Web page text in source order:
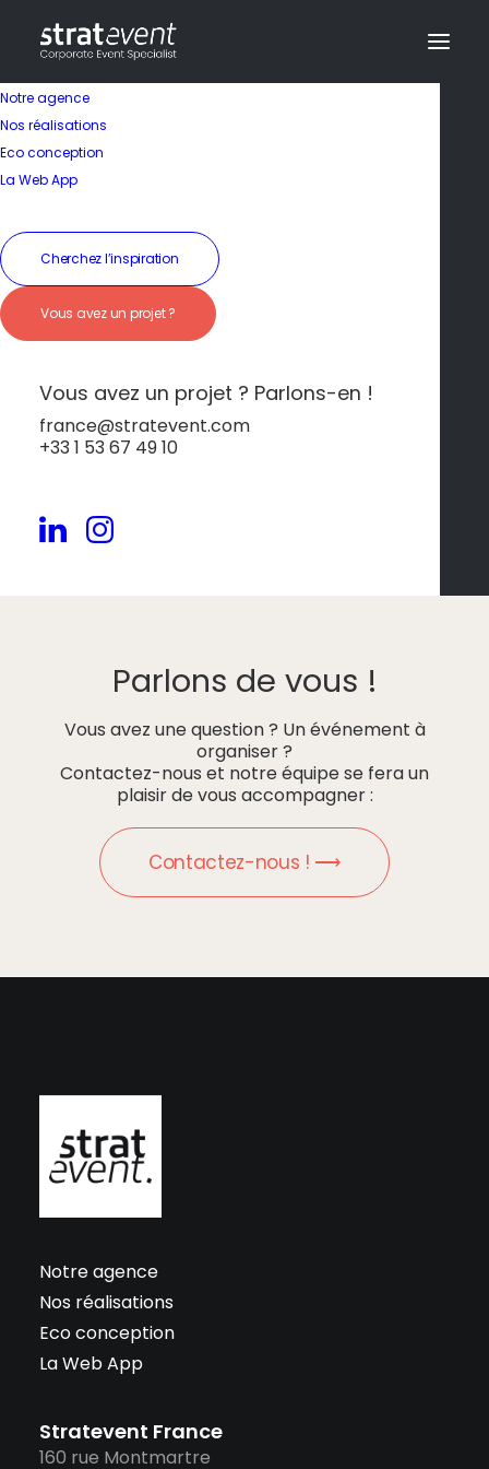
Notre agence
Nos réalisations
Eco conception
La Web App
Cherchez l’inspiration
Vous avez un projet ?
Vous avez un projet ? Parlons-en !
france@stratevent.com
+33 1 53 67 49 10
Un cadre idyllique
entre mer et îles
|
Les îles de Lérins offrent une escapade
Parlons de vous !
Vous avez une question ? Un événement à
organiser ?
Contactez-nous et notre équipe se fera un
plaisir de vous accompagner :
Contactez-nous ! ⟶
Notre agence
Nos réalisations
Eco conception
La Web App
Stratevent France
160 rue Montmartre